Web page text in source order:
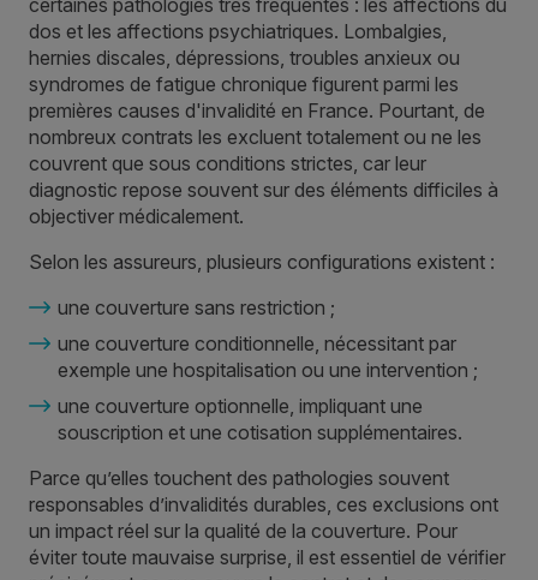
certaines pathologies très fréquentes : les affections du
dos et les affections psychiatriques. Lombalgies,
hernies discales, dépressions, troubles anxieux ou
syndromes de fatigue chronique figurent parmi les
premières causes d'invalidité en France. Pourtant, de
nombreux contrats les excluent totalement ou ne les
couvrent que sous conditions strictes, car leur
diagnostic repose souvent sur des éléments difficiles à
objectiver médicalement.
Selon les assureurs, plusieurs configurations existent :
une couverture sans restriction ;
une couverture conditionnelle, nécessitant par
exemple une hospitalisation ou une intervention ;
une couverture optionnelle, impliquant une
souscription et une cotisation supplémentaires.
Parce qu’elles touchent des pathologies souvent
responsables d’invalidités durables, ces exclusions ont
un impact réel sur la qualité de la couverture. Pour
éviter toute mauvaise surprise, il est essentiel de vérifier